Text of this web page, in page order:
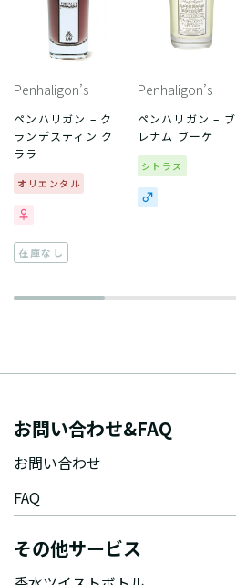
Penhaligon’s
ペンハリガン – ク
ランデスティン ク
ララ
オリエンタル
在庫なし
Penhaligon’s
ペンハリガン – ブ
レナム ブーケ
シトラス
お問い合わせ&FAQ
お問い合わせ
FAQ
その他サービス